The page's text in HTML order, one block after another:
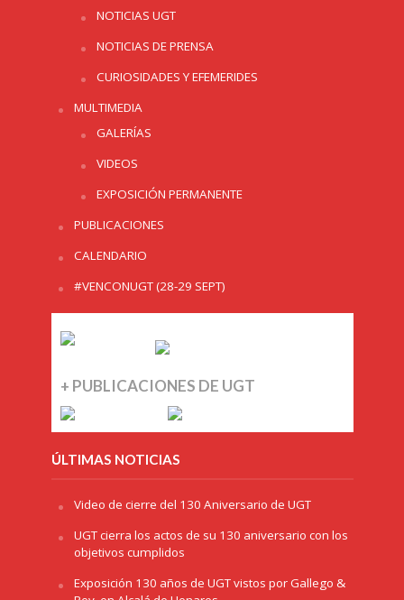
NOTICIAS UGT
NOTICIAS DE PRENSA
CURIOSIDADES Y EFEMERIDES
MULTIMEDIA
GALERÍAS
VIDEOS
EXPOSICIÓN PERMANENTE
PUBLICACIONES
CALENDARIO
#VENCONUGT (28-29 SEPT)
+ PUBLICACIONES DE UGT
ÚLTIMAS NOTICIAS
Video de cierre del 130 Aniversario de UGT
UGT cierra los actos de su 130 aniversario con los
objetivos cumplidos
Exposición 130 años de UGT vistos por Gallego &